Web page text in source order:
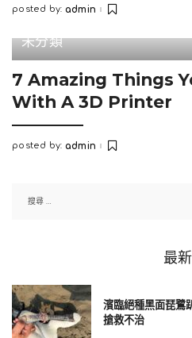
Posted
posted by: admin
未分類
7 Amazing Things
With A 3D Printer
Posted
posted by: admin
最新
濱臨絕種黑面琵
搶救不治